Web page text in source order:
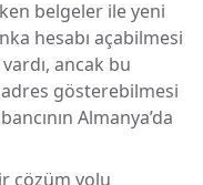
belgeler ile yeni
hesabı açabilmesi
ancak bu
gösterebilmesi
Almanya’da
çözüm yolu